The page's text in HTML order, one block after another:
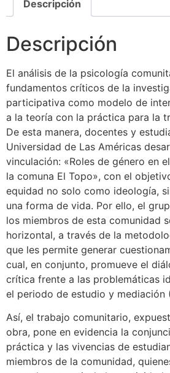
Descripción
Descripción
El análisis de la psicología
fundamentos críticos de la
participativa como modelo de
a la teoría con la práctica para la
De esta manera, docentes y
Universidad de Las Américas
vinculación: «Roles de género en
la comuna El Topo», con el
equidad no solo como ideología,
una forma de vida. Por ello, el
los miembros de esta comunidad
horizontal, a través de la
que les permite generar
cual, en conjunto, promueve el
crítica frente a las problemáticas
el periodo de estudio y mediación
Así, el trabajo comunitario,
obra, pone en evidencia la
práctica y las vivencias de
miembros de la comunidad,